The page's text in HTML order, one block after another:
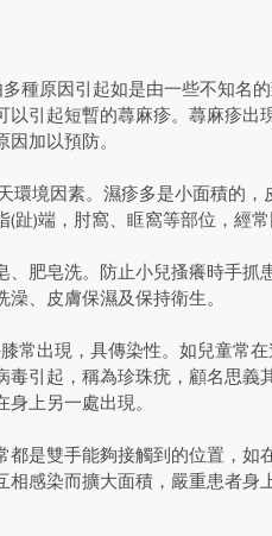
種原因引起如是由一些不知名
引起短暫的蕁麻疹。蕁麻疹出
加以預防。
境因素。濕疹多是小面積的，
趾)端，肘窩、眶窩等部位，經
肥皂洗。防止小兒搔癢時手抓
、皮膚保濕及保持衛生。
常出現，具傳染性。如兒童常
引起，稱為珍珠疣，顧名思義
上另一處出現。
是雙手能夠接觸到的位置，如
感染而擴大面積，嚴重患者身